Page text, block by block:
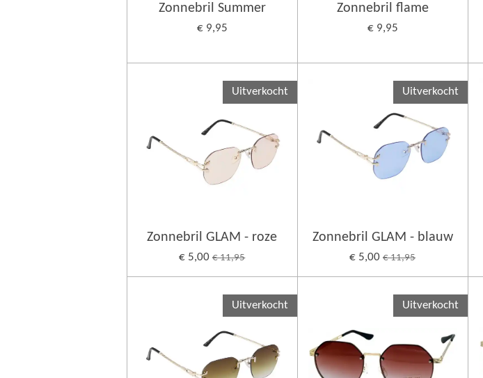
Zonnebril Summer
€ 9,95
Zonnebril flame
€ 9,95
Uitverkocht
Zonnebril GLAM - roze
€ 5,00 € 11,95
Uitverkocht
Zonnebril GLAM - blauw
€ 5,00 € 11,95
Uitverkocht Uitverkocht